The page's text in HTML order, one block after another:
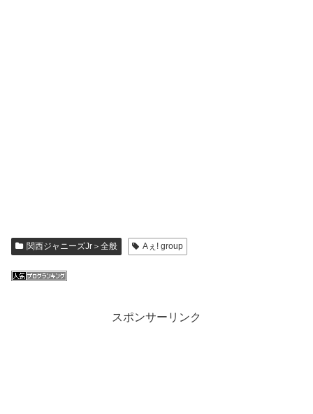
関西ジャニーズJr＞全般 Aぇ! group
スポンサーリンク